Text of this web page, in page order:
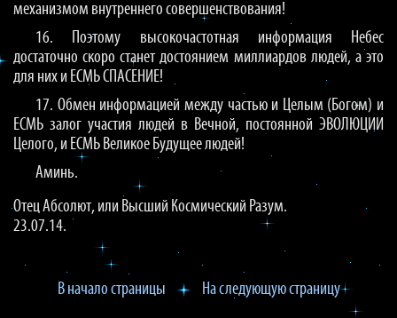
механизмом внутреннего совершенствования!
16. Поэтому высокочастотная информация Небес
достаточно скоро станет достоянием миллиардов людей, а это
для них и ЕСМЬ СПАСЕНИЕ!
17. Обмен информацией между частью и Целым (Богом) и
ЕСМЬ залог участия людей в Вечной, постоянной ЭВОЛЮЦИИ
Целого, и ЕСМЬ Великое Будущее людей!
Аминь.
Отец Абсолют, или Высший Космический Разум.
23.07.14.
В начало страницы На следующую страницу